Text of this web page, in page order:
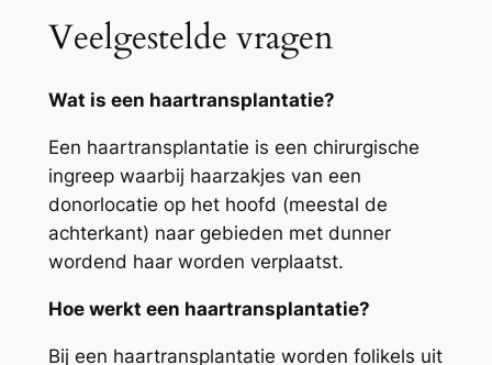
Veelgestelde vragen
Wat is een haartransplantatie?
Een haartransplantatie is een chirurgische
ingreep waarbij haarzakjes van een
donorlocatie op het hoofd (meestal de
achterkant) naar gebieden met dunner
wordend haar worden verplaatst.
Hoe werkt een haartransplantatie?
Bij een haartransplantatie worden folikels uit